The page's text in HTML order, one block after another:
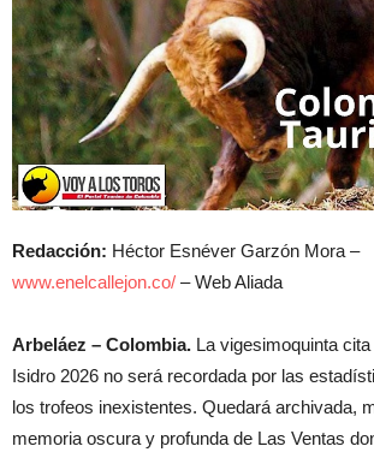
Redacción: Héctor Esnéver Garzón Mora –
www.enelcallejon.co/ – Web Aliada
Arbeláez – Colombia. La vigesimoquinta
Isidro 2026 no será recordada por las
los trofeos inexistentes. Quedará archivada,
memoria oscura y profunda de Las Ventas